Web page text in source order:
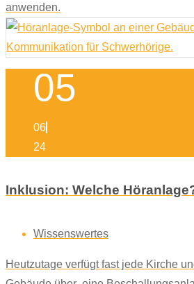
anwenden.
05
06
24
Inklusion: Welche
Wissenswertes
Heutzutage verfügt fast jede Kirche